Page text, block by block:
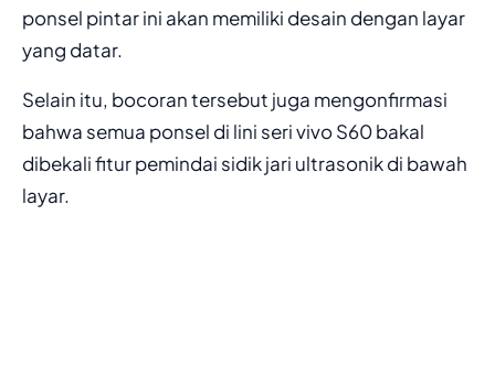
ponsel pintar ini akan memiliki desain dengan layar
yang datar.
Selain itu, bocoran tersebut juga mengonfirmasi
bahwa semua ponsel di lini seri vivo S60 bakal
dibekali fitur pemindai sidik jari ultrasonik di bawah
layar.